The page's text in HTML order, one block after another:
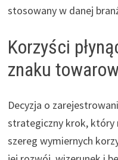
stosowany w danej
Korzyści
znaku
Decyzja o
strategiczny krok, który
szereg wymiernych